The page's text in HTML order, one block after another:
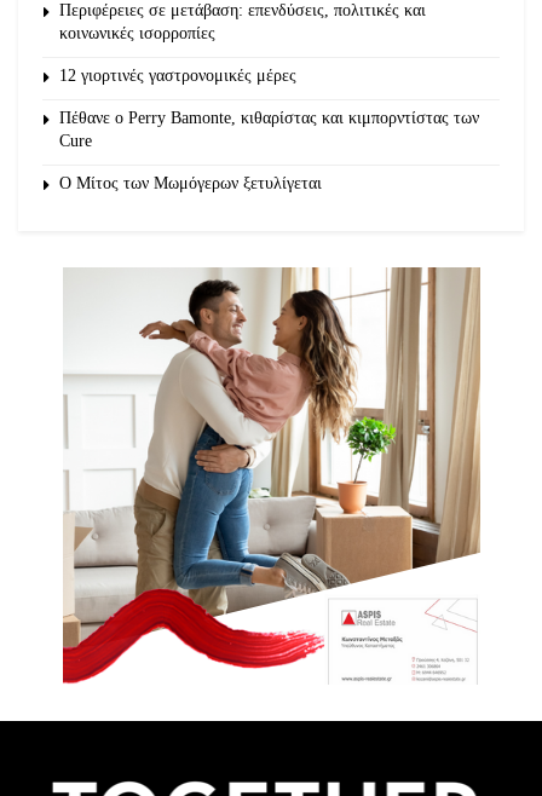
Περιφέρειες σε μετάβαση: επενδύσεις, πολιτικές και
κοινωνικές ισορροπίες
12 γιορτινές γαστρονομικές μέρες
Πέθανε ο Perry Bamonte, κιθαρίστας και κιμπορντίστας των
Cure
O Μίτος των Μωμόγερων ξετυλίγεται